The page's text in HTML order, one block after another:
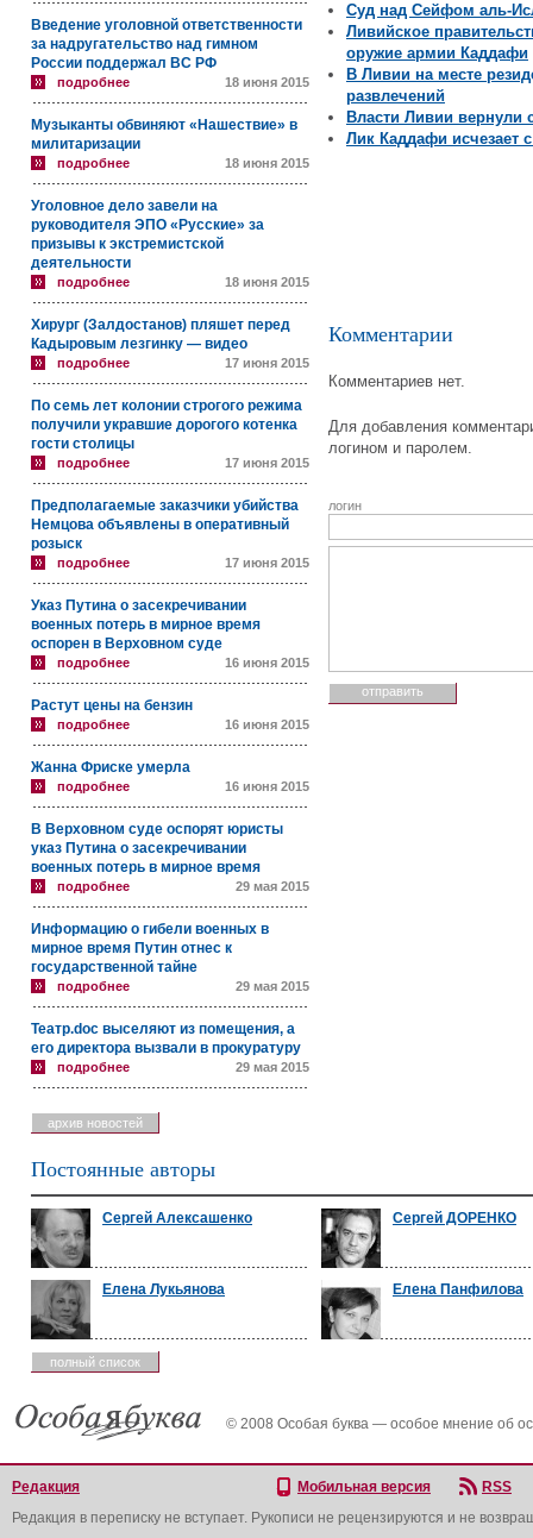
Введение уголовной ответственности
за надругательство над гимном
России поддержал ВС РФ
подробнее 18 июня 2015
Музыканты обвиняют «Нашествие» в
милитаризации
подробнее 18 июня 2015
Уголовное дело завели на
руководителя ЭПО «Русские» за
призывы к экстремистской
деятельности
подробнее 18 июня 2015
Хирург (Залдостанов) пляшет перед
Кадыровым лезгинку — видео
подробнее 17 июня 2015
По семь лет колонии строгого режима
получили укравшие дорогого котенка
гости столицы
подробнее 17 июня 2015
Предполагаемые заказчики убийства
Немцова объявлены в оперативный
розыск
подробнее 17 июня 2015
Указ Путина о засекречивании
военных потерь в мирное время
оспорен в Верховном суде
подробнее 16 июня 2015
Растут цены на бензин
подробнее 16 июня 2015
Жанна Фриске умерла
подробнее 16 июня 2015
В Верховном суде оспорят юристы
указ Путина о засекречивании
военных потерь в мирное время
подробнее 29 мая 2015
Информацию о гибели военных в
мирное время Путин отнес к
государственной тайне
подробнее 29 мая 2015
Театр.doc выселяют из помещения, а
его директора вызвали в прокуратуру
подробнее 29 мая 2015
архив новостей
Суд над Сейфом аль-
Ливийское
оружие армии Каддафи
В Ливии на месте
развлечений
Власти Ливии вернули
Лик Каддафи исчезает
Комментарии
Комментариев нет.
Для добавления
логином и паролем.
логин
Постоянные авторы
Сергей Алексашенко Сергей ДОРЕНКО
Елена Лукьянова Елена Панфилова
полный список
© 2008 Особая буква — особое мнение об
Редакция Мобильная версия
RSS
Редакция в переписку не вступает. Рукописи не рецензируются и не